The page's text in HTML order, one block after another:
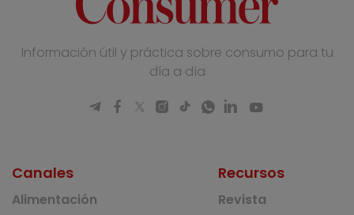
Información útil y práctica sobre consumo para tu
día a día
Canales
Alimentación
Recursos
Revista